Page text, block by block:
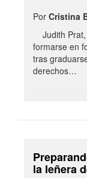
Por Cristina
Judith Prat,
formarse en
tras
derechos…
la leñera